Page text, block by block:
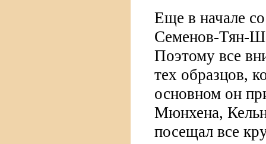
Еще в начале
Семенов-Тян-
Поэтому все
тех образцов,
основном он
Мюнхена,
посещал все